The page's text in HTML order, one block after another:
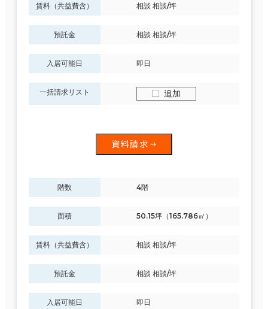
賃料（共益費含） 相談 相談/坪
預託金 相談 相談/坪
入居可能日 即日
一括請求リスト 追加
資料請求
階数 4階
面積 50.15坪（165.786㎡）
賃料（共益費含） 相談 相談/坪
預託金 相談 相談/坪
入居可能日 即日